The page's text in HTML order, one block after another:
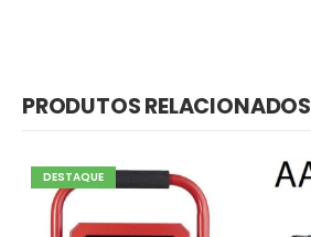
PRODUTOS RELACIONADOS
DESTAQUE